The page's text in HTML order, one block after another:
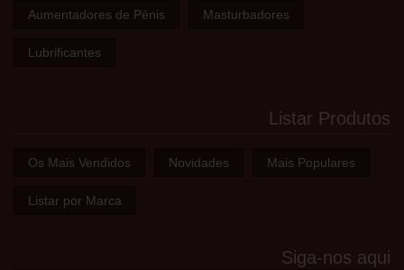
Aumentadores de Pénis Masturbadores
Lubrificantes
Listar Produtos
Os Mais Vendidos Novidades Mais Populares
Listar por Marca
Siga-nos aqui